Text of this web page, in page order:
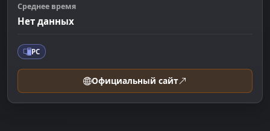
Среднее время
Нет данных
PC
Официальный сайт